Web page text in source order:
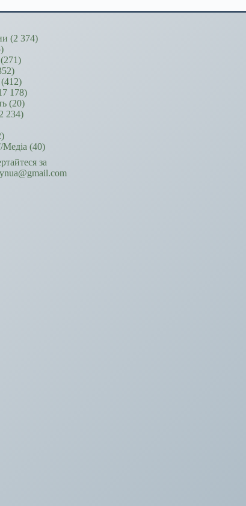
(2 374)
(271)
(412)
178)
(20)
234)
Медіа (40)
за